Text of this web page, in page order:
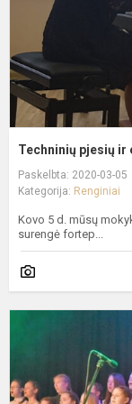
Techninių pjesių ir
Paskelbta: 2020-03-05
Kategorija: Renginiai
Kovo 5 d. mūsų
surengė fortep...